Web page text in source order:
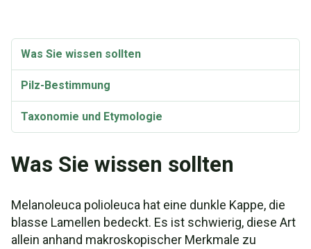
Was Sie wissen sollten
Pilz-Bestimmung
Taxonomie und Etymologie
Was Sie wissen sollten
Melanoleuca polioleuca hat eine dunkle Kappe, die
blasse Lamellen bedeckt. Es ist schwierig, diese Art
allein anhand makroskopischer Merkmale zu